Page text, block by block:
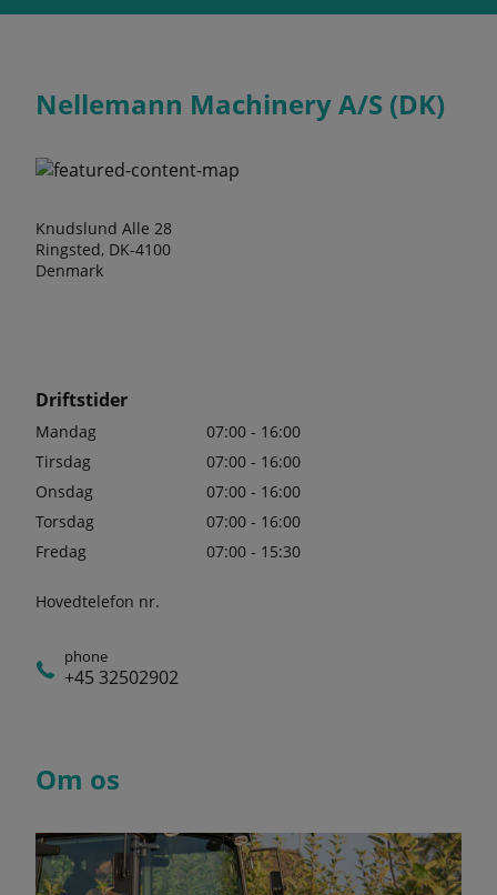
Nellemann Machinery A/S (DK)
Knudslund Alle 28
Ringsted, DK-4100
Denmark
Driftstider
Mandag
07:00 - 16:00
Tirsdag
07:00 - 16:00
Onsdag
07:00 - 16:00
Torsdag
07:00 - 16:00
Fredag
07:00 - 15:30
Hovedtelefon nr.
phone
+45 32502902
Om os